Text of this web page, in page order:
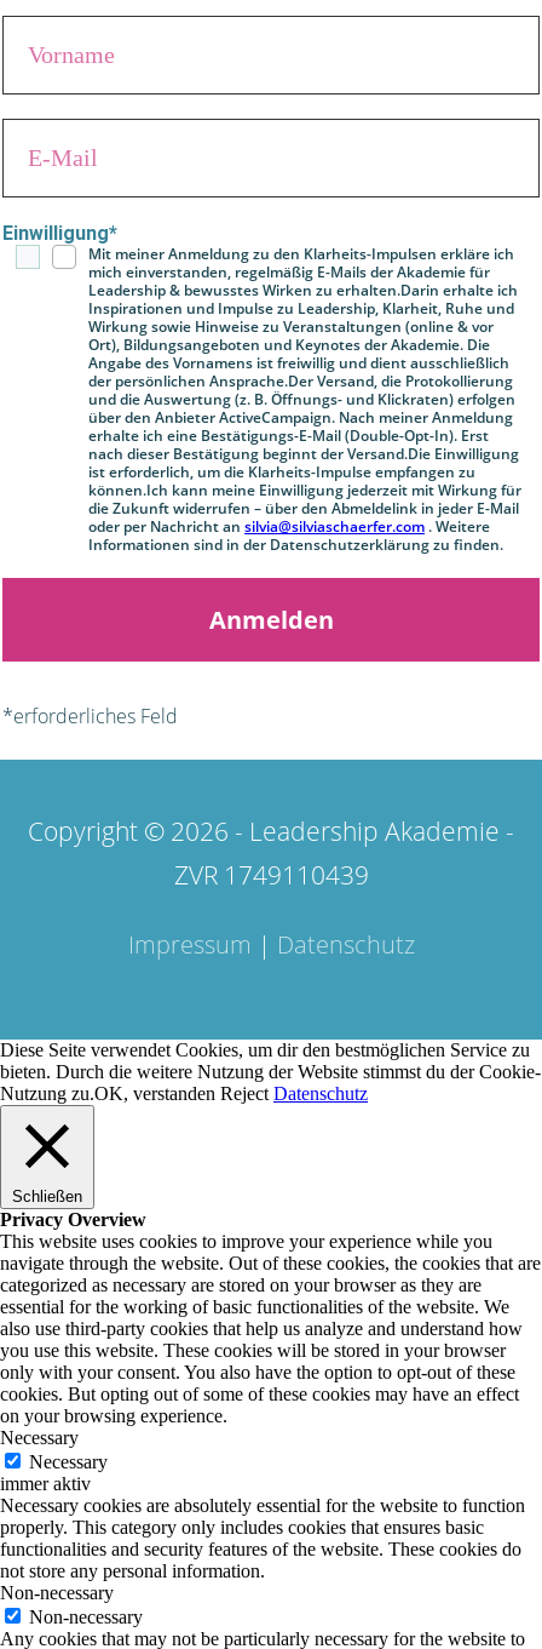
Einwilligung*
Mit meiner Anmeldung zu den Klarheits-Impulsen erkläre ich
mich einverstanden, regelmäßig E-Mails der Akademie für
Leadership & bewusstes Wirken zu erhalten.Darin erhalte ich
Inspirationen und Impulse zu Leadership, Klarheit, Ruhe und
Wirkung sowie Hinweise zu Veranstaltungen (online & vor
Ort), Bildungsangeboten und Keynotes der Akademie. Die
Angabe des Vornamens ist freiwillig und dient ausschließlich
der persönlichen Ansprache.Der Versand, die Protokollierung
und die Auswertung (z. B. Öffnungs- und Klickraten) erfolgen
über den Anbieter ActiveCampaign. Nach meiner Anmeldung
erhalte ich eine Bestätigungs-E-Mail (Double-Opt-In). Erst
nach dieser Bestätigung beginnt der Versand.Die Einwilligung
ist erforderlich, um die Klarheits-Impulse empfangen zu
können.Ich kann meine Einwilligung jederzeit mit Wirkung für
die Zukunft widerrufen – über den Abmeldelink in jeder E-Mail
oder per Nachricht an silvia@silviaschaerfer.com . Weitere
Informationen sind in der Datenschutzerklärung zu finden.
Anmelden
*erforderliches Feld
Copyright © 2026 - Leadership Akademie -
ZVR 1749110439
Impressum | Datenschutz
Diese Seite verwendet Cookies, um dir den bestmöglichen Service zu
bieten. Durch die weitere Nutzung der Website stimmst du der Cookie-
Nutzung zu.OK, verstanden Reject Datenschutz
Schließen
Privacy Overview
This website uses cookies to improve your experience while you
navigate through the website. Out of these cookies, the cookies that are
categorized as necessary are stored on your browser as they are
essential for the working of basic functionalities of the website. We
also use third-party cookies that help us analyze and understand how
you use this website. These cookies will be stored in your browser
only with your consent. You also have the option to opt-out of these
cookies. But opting out of some of these cookies may have an effect
on your browsing experience.
Necessary
Necessary
immer aktiv
Necessary cookies are absolutely essential for the website to function
properly. This category only includes cookies that ensures basic
functionalities and security features of the website. These cookies do
not store any personal information.
Non-necessary
Non-necessary
Any cookies that may not be particularly necessary for the website to